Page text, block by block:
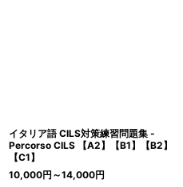
イタリア語 CILS対策練習問題集 -
Percorso CILS 【A2】【B1】【B2】
【C1】
10,000円 ～14,000円